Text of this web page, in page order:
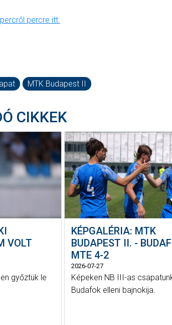
percre itt.
MTK Budapest II
CIKKEK
VOLT
győztük le
KÉPGALÉRIA: MTK
BUDAPEST II. -
MTE 4-2
2026-07-27
Képeken NB III-as
Budafok elleni bajnokija.